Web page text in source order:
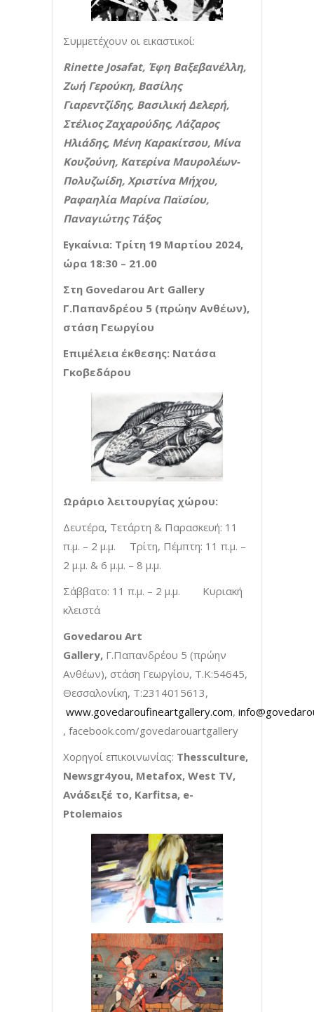
Συμμετέχουν οι εικαστικοί:
Rinette Josafat, Έφη Βαξεβανέλλη,
Ζωή Γερούκη, Βασίλης
Γιαρεντζίδης, Βασιλική Δελερή,
Στέλιος Ζαχαρούδης, Λάζαρος
Ηλιάδης, Μένη Καρακίτσου, Μίνα
Κουζούνη, Κατερίνα Μαυρολέων-
Πολυζωίδη, Χριστίνα Μήχου,
Ραφαηλία Μαρίνα Παϊσίου,
Παναγιώτης Τάξος
Εγκαίνια: Τρίτη 19 Μαρτίου 2024,
ώρα 18:30 – 21.00
Στη Govedarou Art Gallery
Γ.Παπανδρέου 5 (πρώην Ανθέων),
στάση Γεωργίου
Επιμέλεια έκθεσης: Νατάσα
Γκοβεδάρου
Ωράριο λειτουργίας χώρου:
Δευτέρα, Τετάρτη & Παρασκευή: 11
π.μ. – 2 μ.μ. Τρίτη, Πέμπτη: 11 π.μ. –
2 μ.μ. & 6 μ.μ. – 8 μ.μ.
Σάββατο: 11 π.μ. – 2 μ.μ. Κυριακή
κλειστά
Govedarou Art
Gallery, Γ.Παπανδρέου 5 (πρώην
Ανθέων), στάση Γεωργίου, Τ.Κ:54645,
Θεσσαλονίκη, Τ:2314015613,
www.govedaroufineartgallery.com,
, facebook.com/govedarouartgallery
Xορηγοί επικοινωνίας: Thessculture,
Newsgr4you, Metafox, West TV,
Ανάδειξέ το, Karfitsa, e-
Ptolemaios